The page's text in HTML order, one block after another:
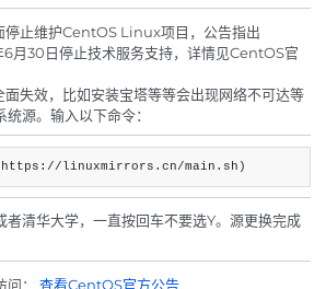
随机生成
半年 年
停止维护CentOS Linux项目，公告指出
月30日停止技术服务支持，详情见CentOS官
失效，比如安装宝塔等等会出现网络不可达等
源。输入以下命令：
https://linuxmirrors.cn/main.sh)
者清华大学，一直按回车不要选Y。源更换完成
： 查看CentOS官方公告